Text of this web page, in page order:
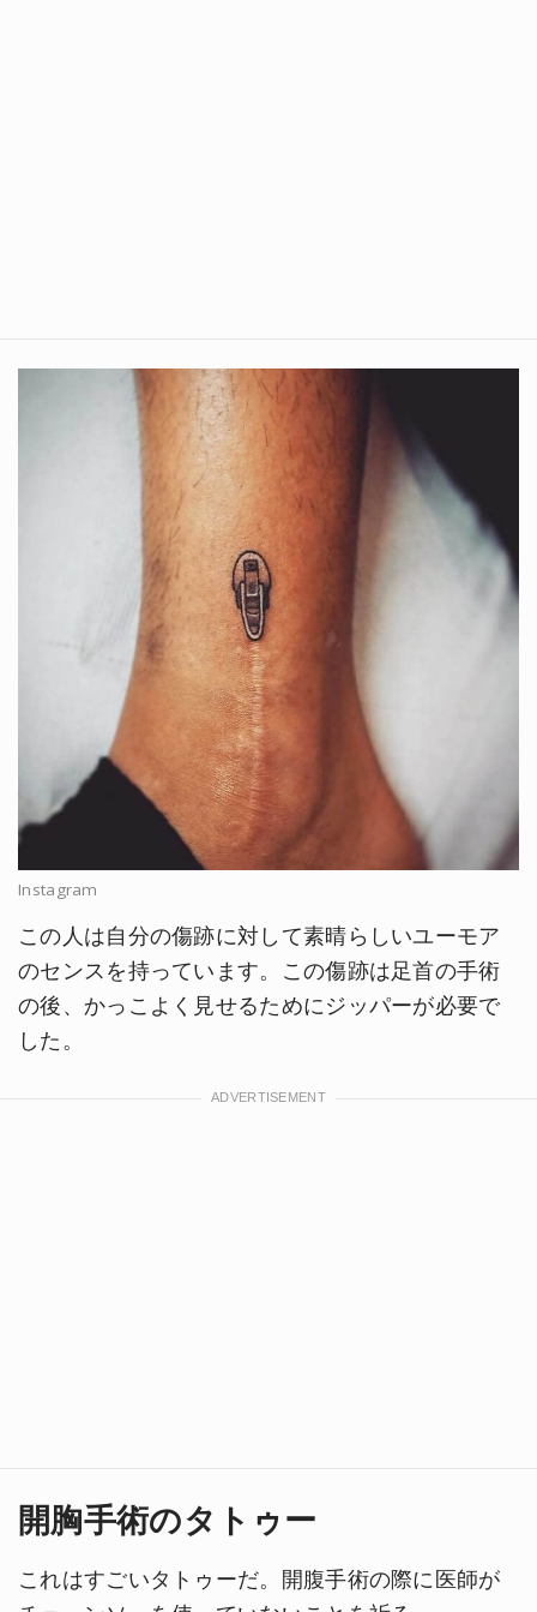
Instagram
この人は自分の傷跡に対して素晴らしいユーモア
のセンスを持っています。この傷跡は足首の手術
の後、かっこよく見せるためにジッパーが必要で
した。
開胸手術のタトゥー
これはすごいタトゥーだ。開腹手術の際に医師が